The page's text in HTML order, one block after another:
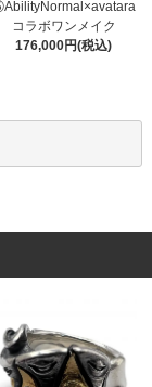
コラボワンメイク
176,000円(税込)